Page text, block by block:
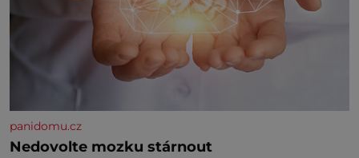
panidomu.cz
Nedovolte mozku stárnout